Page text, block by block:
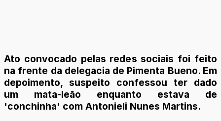
Ato convocado pelas redes sociais foi feito
na frente da delegacia de Pimenta Bueno. Em
depoimento, suspeito confessou ter dado
um mata-leão enquanto estava de
'conchinha' com Antonieli Nunes Martins.